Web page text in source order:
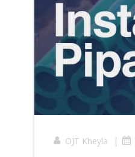
OJT Kheyla |